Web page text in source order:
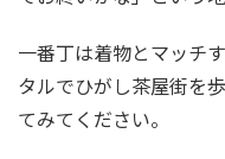
一番丁は着物とマッチ
タルでひがし茶屋街を
てみてください。